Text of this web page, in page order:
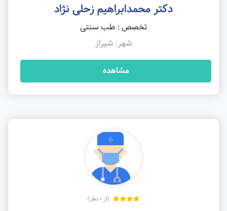
دکتر محمدابراهیم زحلی نژاد
تخصص : طب سنتی
شهر: شیراز
مشاهده
(از 0 نظر)